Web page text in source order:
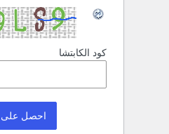
كود الكابتشا